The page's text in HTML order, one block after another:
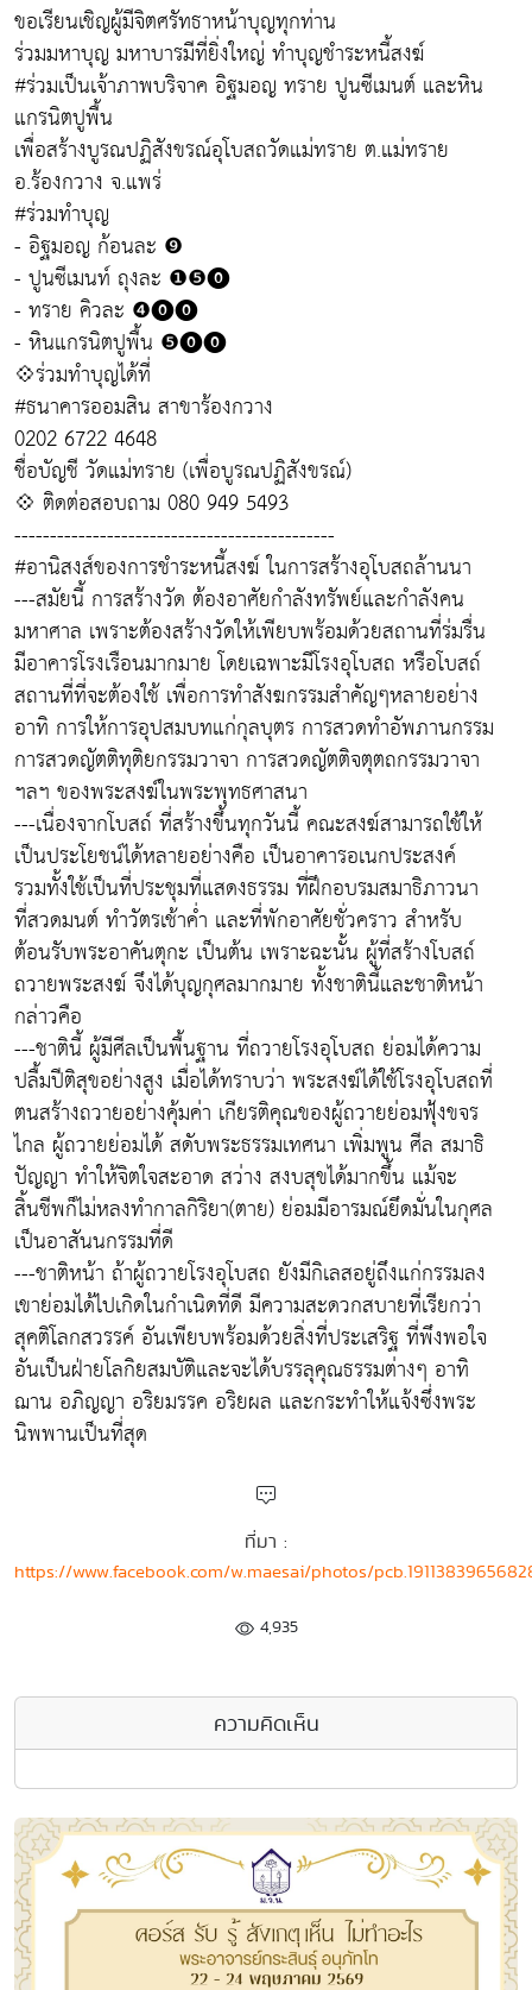
ขอเรียนเชิญผู้มีจิตศรัทธาหน้าบุญทุกท่าน
ร่วมมหาบุญ มหาบารมีที่ยิ่งใหญ่ ทำบุญชำระหนี้สงฆ์
#ร่วมเป็นเจ้าภาพบริจาค อิฐมอญ ทราย ปูนซีเมนต์ และหิน
แกรนิตปูพื้น
เพื่อสร้างบูรณปฏิสังขรณ์อุโบสถวัดแม่ทราย ต.แม่ทราย
อ.ร้องกวาง จ.แพร่
#ร่วมทำบุญ
- อิฐมอญ ก้อนละ ❾
- ปูนซีเมนท์ ถุงละ ❶❺⓿
- ทราย คิวละ ❹⓿⓿
- หินแกรนิตปูพื้น ❺⓿⓿
💠ร่วมทำบุญได้ที่
#ธนาคารออมสิน สาขาร้องกวาง
0202 6722 4648
ชื่อบัญชี วัดแม่ทราย (เพื่อบูรณปฏิสังขรณ์)
💠 ติดต่อสอบถาม 080 949 5493
---------------------------------------------
#อานิสงส์ของการชำระหนี้สงฆ์ ในการสร้างอุโบสถล้านนา
---สมัยนี้ การสร้างวัด ต้องอาศัยกำลังทรัพย์และกำลังคน
มหาศาล เพราะต้องสร้างวัดให้เพียบพร้อมด้วยสถานที่ร่มรื่น
มีอาคารโรงเรือนมากมาย โดยเฉพาะมีโรงอุโบสถ หรือโบสถ์
สถานที่ที่จะต้องใช้ เพื่อการทำสังฆกรรมสำคัญๆหลายอย่าง
อาทิ การให้การอุปสมบทแก่กุลบุตร การสวดทำอัพภานกรรม
การสวดญัตติทุติยกรรมวาจา การสวดญัตติจตุตถกรรมวาจา
ฯลฯ ของพระสงฆ์ในพระพุทธศาสนา
---เนื่องจากโบสถ์ ที่สร้างขึ้นทุกวันนี้ คณะสงฆ์สามารถใช้ให้
เป็นประโยชน์ได้หลายอย่างคือ เป็นอาคารอเนกประสงค์
รวมทั้งใช้เป็นที่ประชุมที่แสดงธรรม ที่ฝึกอบรมสมาธิภาวนา
ที่สวดมนต์ ทำวัตรเช้าค่ำ และที่พักอาศัยชั่วคราว สำหรับ
ต้อนรับพระอาคันตุกะ เป็นต้น เพราะฉะนั้น ผู้ที่สร้างโบสถ์
ถวายพระสงฆ์ จึงได้บุญกุศลมากมาย ทั้งชาตินี้และชาติหน้า
กล่าวคือ
---ชาตินี้ ผู้มีศีลเป็นพื้นฐาน ที่ถวายโรงอุโบสถ ย่อมได้ความ
ปลื้มปีติสุขอย่างสูง เมื่อได้ทราบว่า พระสงฆ์ได้ใช้โรงอุโบสถที่
ตนสร้างถวายอย่างคุ้มค่า เกียรติคุณของผู้ถวายย่อมฟุ้งขจร
ไกล ผู้ถวายย่อมได้ สดับพระธรรมเทศนา เพิ่มพูน ศีล สมาธิ
ปัญญา ทำให้จิตใจสะอาด สว่าง สงบสุขได้มากขึ้น แม้จะ
สิ้นชีพก็ไม่หลงทำกาลกิริยา(ตาย) ย่อมมีอารมณ์ยึดมั่นในกุศล
เป็นอาสันนกรรมที่ดี
---ชาติหน้า ถ้าผู้ถวายโรงอุโบสถ ยังมีกิเลสอยู่ถึงแก่กรรมลง
เขาย่อมได้ไปเกิดในกำเนิดที่ดี มีความสะดวกสบายที่เรียกว่า
สุคติโลกสวรรค์ อันเพียบพร้อมด้วยสิ่งที่ประเสริฐ ที่พึงพอใจ
อันเป็นฝ่ายโลกิยสมบัติและจะได้บรรลุคุณธรรมต่างๆ อาทิ
ฌาน อภิญญา อริยมรรค อริยผล และกระทำให้แจ้งซึ่งพระ
นิพพานเป็นที่สุด
ที่มา :
https://www.facebook.com/w.maesai/photos/
4,935
ความคิดเห็น